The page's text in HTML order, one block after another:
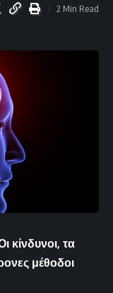
2 Min Read
κίνδυνοι, τα
μέθοδοι